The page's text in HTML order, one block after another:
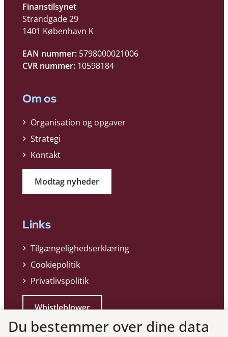
Finanstilsynet
Strandgade 29
1401 København K
EAN nummer: 5798000021006
CVR nummer: 10598184
Om os
Organisation og opgaver
Strategi
Kontakt
Modtag nyheder
Links
Tilgængelighedserklæring
Cookiepolitik
Privatlivspolitik
Whistleblower
Du bestemmer over dine data